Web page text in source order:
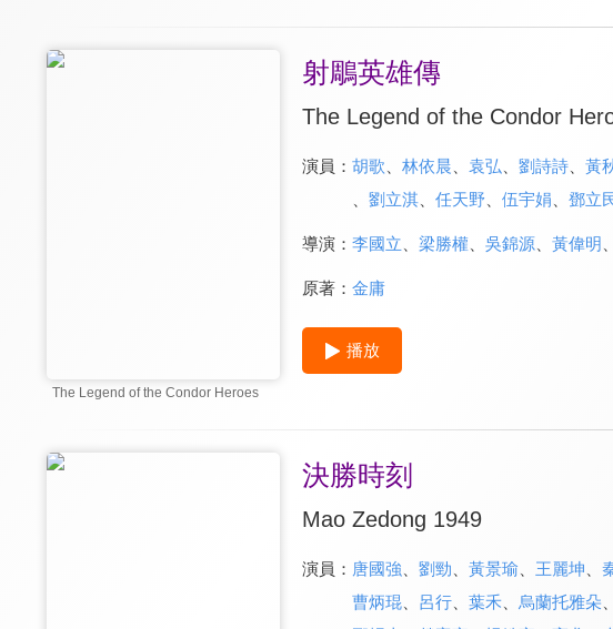
The Legend of the Condor Heroes
射鵰英雄傳
The Legend of the Condor
演員： 胡歌 林依晨 袁弘 劉詩詩、 黃
劉立淇、 任天野、 伍宇娟 鄧立
導演： 李國立 梁勝權、 吳錦源、 黃偉明
原著： 金庸
播放
決勝時刻
Mao Zedong 1949
演員： 唐國強 劉勁 黃景瑜 王麗坤
曹炳琨、 呂行、 葉禾、 烏蘭托雅朵